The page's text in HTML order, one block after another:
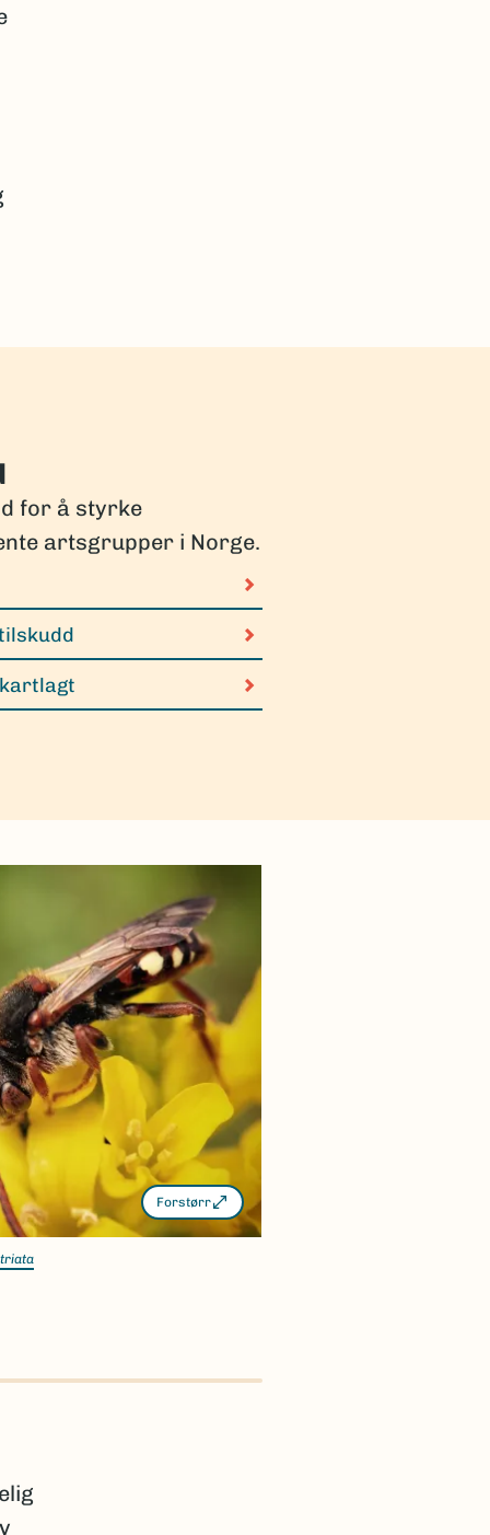
for å styrke
artsgrupper i Norge.
Forstørr